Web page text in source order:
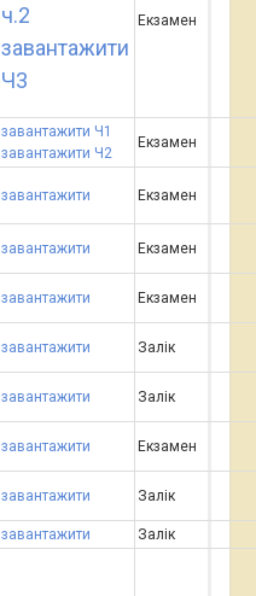
ч.2
завантажити
Ч3
Екзамен
завантажити Ч1
завантажити Ч2
Екзамен
завантажити Екзамен
завантажити Екзамен
завантажити Екзамен
завантажити Залік
завантажити Залік
завантажити Екзамен
завантажити Залік
завантажити Залік